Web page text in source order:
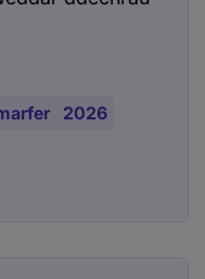
2026